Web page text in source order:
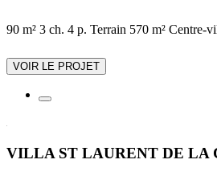
90 m² 3 ch. 4 p. Terrain 570 m² Centre-
VOIR LE PROJET
VILLA ST LAURENT DE LA